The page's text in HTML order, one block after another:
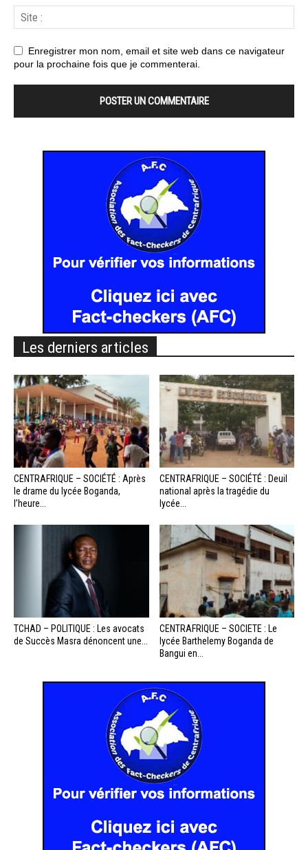
Enregistrer mon nom, email et site web dans ce navigateur
pour la prochaine fois que je commenterai.
Les derniers articles
CENTRAFRIQUE – SOCIÉTÉ : Après
le drame du lycée Boganda,
l’heure...
CENTRAFRIQUE – SOCIÉTÉ : Deuil
national après la tragédie du
lycée...
TCHAD – POLITIQUE : Les avocats
de Succès Masra dénoncent une...
CENTRAFRIQUE – SOCIETE : Le
lycée Barthelemy Boganda de
Bangui en...